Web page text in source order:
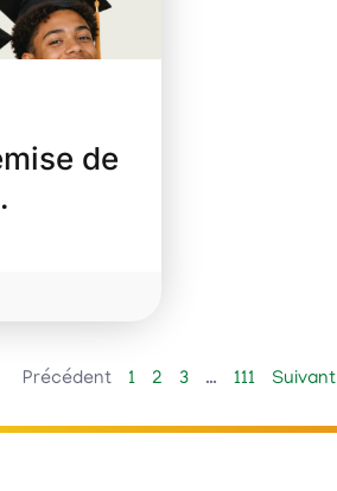
de
Précédent 1 2 3 … 111 Suivant